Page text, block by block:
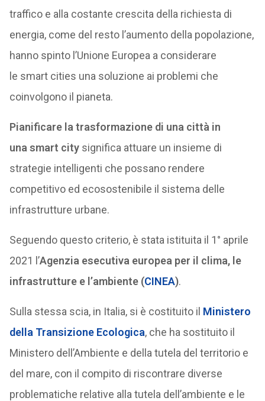
traffico e alla costante crescita della richiesta di
energia, come del resto l’aumento della popolazione,
hanno spinto l’Unione Europea a considerare
le smart cities una soluzione ai problemi che
coinvolgono il pianeta.
Pianificare la trasformazione di una città in
una smart citysignifica attuare un insieme di
strategie intelligenti che possano rendere
competitivo ed ecosostenibile il sistema delle
infrastrutture urbane.
Seguendo questo criterio, è stata istituita il 1° aprile
2021 l’Agenzia esecutiva europea per il clima, le
infrastrutture e l’ambiente (CINEA).
Sulla stessa scia, in Italia, si è costituito il Ministero
della Transizione Ecologica, che ha sostituito il
Ministero dell’Ambiente e della tutela del territorio e
del mare, con il compito di riscontrare diverse
problematiche relative alla tutela dell’ambiente e le